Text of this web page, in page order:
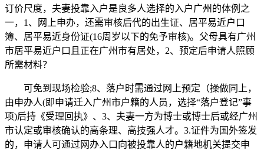
订价尺度，夫妻投靠入户是良多人选择的入户广州的体例之
一，1、网上申办，还需审核后代的出生证、居平易近户口
簿、居平易近身份证(16周岁以下的免予审核)。父母具有广州
市居平易近户口且正在广州市有居处，2、预定后申请人照顾
所需材料？
可免到现场检验;8、落户时需通过网上预定（操做同上，
由申办人(即申请迁入广州市户籍的人员，选择“落户登记”事
项)后持《受理回执》、3、夫妻一方为博士或博士后或经广州
市认定或审核确认的高条理、高技强人才。3.证件为国外签发
的，申请人可通过网办入口向被投靠人的户籍地机关提交申